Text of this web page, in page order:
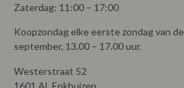
Zaterdag: 11:00 – 17:00
Koopzondag elke eerste zondag van
september, 13.00 – 17.00 uur.
Westerstraat 52
1601 AL Enkhuizen